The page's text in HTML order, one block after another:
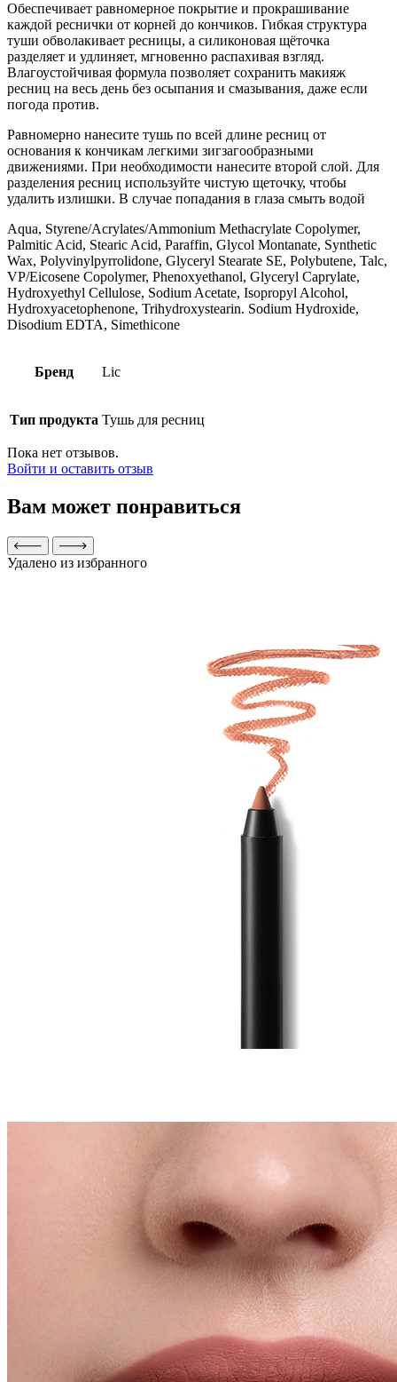
Обеспечивает равномерное покрытие и прокрашивание
каждой реснички от корней до кончиков. Гибкая структура
туши обволакивает ресницы, а силиконовая щёточка
разделяет и удлиняет, мгновенно распахивая взгляд.
Влагоустойчивая формула позволяет сохранить макияж
ресниц на весь день без осыпания и смазывания, даже если
погода против.
Равномерно нанесите тушь по всей длине ресниц от
основания к кончикам легкими зигзагообразными
движениями. При необходимости нанесите второй слой. Для
разделения ресниц используйте чистую щеточку, чтобы
удалить излишки. В случае попадания в глаза смыть водой
Aqua, Styrene/Acrylates/Ammonium Methacrylate Copolymer,
Palmitic Acid, Stearic Acid, Paraffin, Glycol Montanate, Synthetic
Wax, Polyvinylpyrrolidone, Glyceryl Stearate SE, Polybutene, Talc,
VP/Eicosene Copolymer, Phenoxyethanol, Glyceryl Caprylate,
Hydroxyethyl Cellulose, Sodium Acetate, Isopropyl Alcohol,
Hydroxyacetophenone, Trihydroxystearin. Sodium Hydroxide,
Disodium EDTA, Simethicone
Бренд Lic
Тип продукта Тушь для ресниц
Пока нет отзывов.
Войти и оставить отзыв
Вам может понравиться
Удалено из избранного